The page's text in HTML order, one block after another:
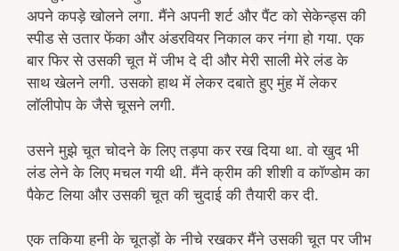
अपने कपड़े खोलने लगा. मैंने अपनी शर्ट और पैंट को सेकेन्ड्स की
स्पीड से उतार फेंका और अंडरवियर निकाल कर नंगा हो गया. एक
बार फिर से उसकी चूत में जीभ दे दी और मेरी साली मेरे लंड के
साथ खेलने लगी. उसको हाथ में लेकर दबाते हुए मुंह में लेकर
लॉलीपोप के जैसे चूसने लगी.
उसने मुझे चूत चोदने के लिए तड़पा कर रख दिया था. वो खुद भी
लंड लेने के लिए मचल गयी थी. मैंने क्रीम की शीशी व कॉण्डोम का
पैकेट लिया और उसकी चूत की चुदाई की तैयारी कर दी.
एक तकिया हनी के चूतड़ों के नीचे रखकर मैंने उसकी चूत पर जीभ